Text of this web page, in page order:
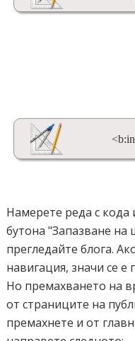
Намерете реда с кода
бутона "Запазване на
прегледайте блога.
навигация, значи се е
Но премахването на
от страниците на
премахнете и от